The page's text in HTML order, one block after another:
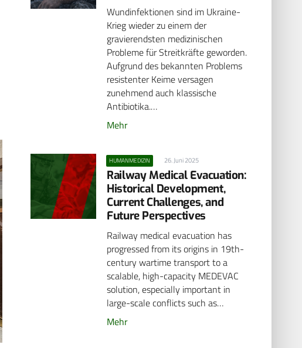
Wundinfektionen sind im Ukraine-
Krieg wieder zu einem der
gravierendsten medizinischen
Probleme für Streitkräfte geworden.
Aufgrund des bekannten Problems
resistenter Keime versagen
zunehmend auch klassische
Antibiotika.…
Mehr
HUMANMEDIZIN 26. Juni 2025
Railway Medical Evacuation:
Historical Development,
Current Challenges, and
Future Perspectives
Railway medical evacuation has
progressed from its origins in 19th-
century wartime transport to a
scalable, high-capacity MEDEVAC
solution, especially important in
large-scale conflicts such as…
Mehr